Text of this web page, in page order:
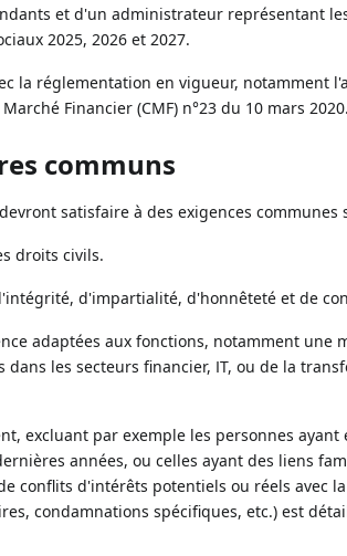
et d'un administrateur représentant
2025, 2026 et 2027.
la réglementation en vigueur, notamment
Financier (CMF) n°23 du 10 mars 2020.
communs
satisfaire à des exigences communes
droits civils.
d'impartialité, d'honnêteté et de
adaptées aux fonctions, notamment une
les secteurs financier, IT, ou de la
excluant par exemple les personnes
années, ou celles ayant des liens
conflits d'intérêts potentiels ou réels avec
condamnations spécifiques, etc.) est